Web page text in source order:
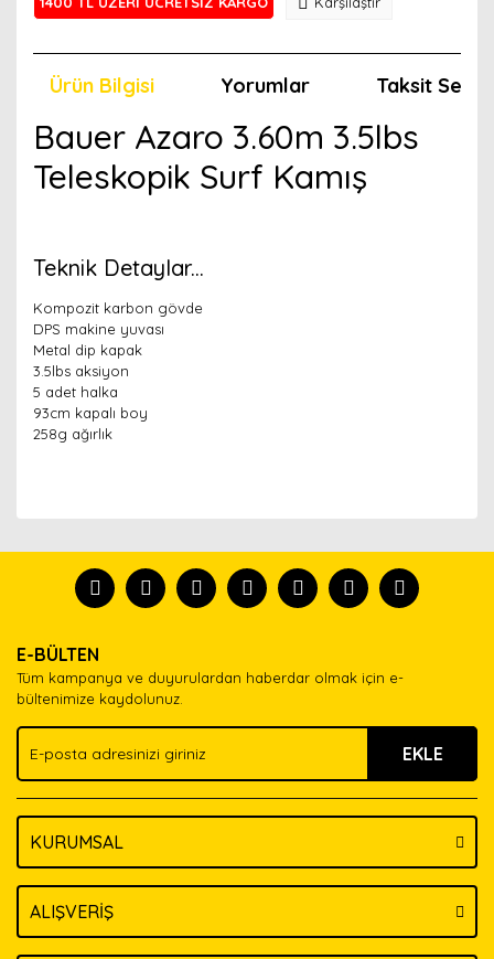
Ürün Bilgisi Yorumlar Taksit
Bauer Azaro 3.60m 3.5lbs
Teleskopik Surf Kamış
Teknik Detaylar...
Kompozit karbon gövde
DPS makine yuvası
Metal dip kapak
3.5lbs aksiyon
5 adet halka
93cm kapalı boy
258g ağırlık
tanısın.
formunu kullanarak tarafımıza iletebilirsiniz.
Görüş ve önerileriniz için teşekkür ederiz.
Ürün açıklamasında eksik bilgiler bulunuyor.
Ürün bilgilerinde hatalar bulunuyor.
Ürün fiyatı diğer sitelerden daha pahalı.
Bu ürüne benzer farklı alternatifler olmalı.
E-BÜLTEN
Tüm kampanya ve duyurulardan haberdar olmak için e-
bültenimize kaydolunuz.
EKLE
KURUMSAL
ALIŞVERİŞ